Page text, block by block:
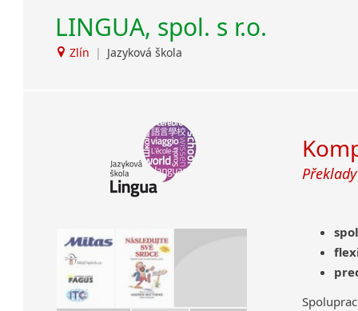
LINGUA, spol. s r.o.
Zlín | Jazyková škola